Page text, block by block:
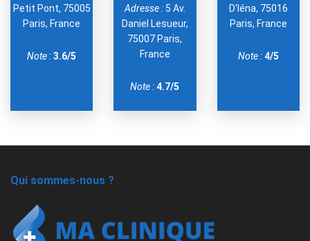
Petit Pont, 75005
Paris, France
Note :3.6/5
Adresse :5 Av.
Daniel Lesueur,
75007 Paris,
France
Note : 4.7/5
D'Iéna, 75016
Paris, France
Note :4/5
Qui sommes-nous ?